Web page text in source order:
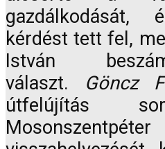
kérdést tett fel,
István
választ.
Göncz
útfelújítás